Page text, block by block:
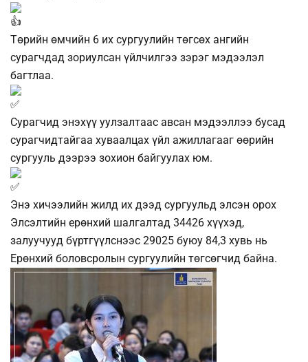
Төрийн өмчийн 6 их сургуулийн төгсөх ангийн
сурагчдад зориулсан үйлчилгээ зэрэг мэдээлэл
багтлаа.
Сурагчид энэхүү уулзалтаас авсан мэдээллээ бусад
сурагчидтайгаа хуваалцах үйл ажиллагааг өөрийн
сургууль дээрээ зохион байгуулах юм.
Энэ хичээлийн жилд их дээд сургуульд элсэн орох
Элсэлтийн ерөнхий шалгалтад 34426 хүүхэд,
залуучууд бүртгүүлснээс 29025 буюу 84,3 хувь нь
Ерөнхий боловсролын сургуулийн төгсөгчид байна.